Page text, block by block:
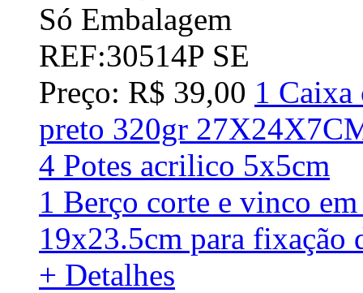
Só Embalagem
REF:30514P SE
Preço: R$ 39,00 1 Caixa
preto 320gr
4 Potes acrilico 5x5cm
1 Berço corte e vinco
19x23.5cm para fixação
+ Detalhes